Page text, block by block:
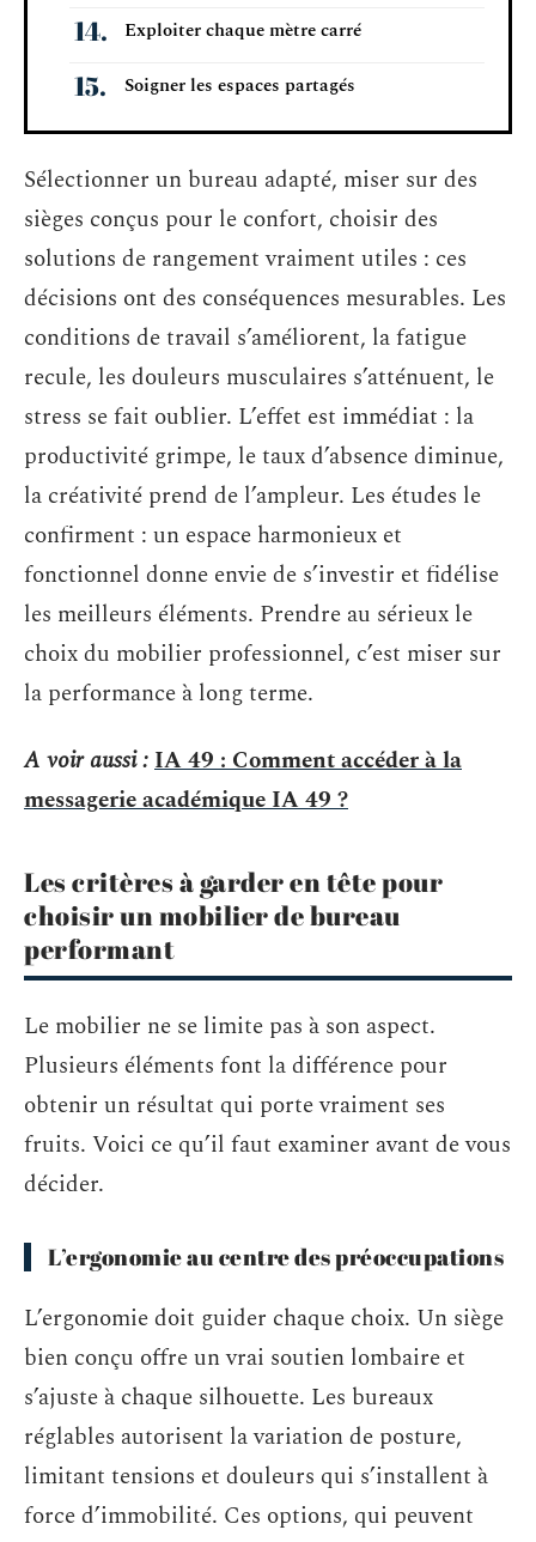
Exploiter chaque mètre carré
Soigner les espaces partagés
Sélectionner un bureau adapté, miser sur des
sièges conçus pour le confort, choisir des
solutions de rangement vraiment utiles : ces
décisions ont des conséquences mesurables. Les
conditions de travail s’améliorent, la fatigue
recule, les douleurs musculaires s’atténuent, le
stress se fait oublier. L’effet est immédiat : la
productivité grimpe, le taux d’absence diminue,
la créativité prend de l’ampleur. Les études le
confirment : un espace harmonieux et
fonctionnel donne envie de s’investir et fidélise
les meilleurs éléments. Prendre au sérieux le
choix du mobilier professionnel, c’est miser sur
la performance à long terme.
A voir aussi :IA 49 : Comment accéder à la
messagerie académique IA 49 ?
Les critères à garder en tête pour
choisir un mobilier de bureau
performant
Le mobilier ne se limite pas à son aspect.
Plusieurs éléments font la différence pour
obtenir un résultat qui porte vraiment ses
fruits. Voici ce qu’il faut examiner avant de vous
décider.
L’ergonomie au centre des préoccupations
L’ergonomie doit guider chaque choix. Un siège
bien conçu offre un vrai soutien lombaire et
s’ajuste à chaque silhouette. Les bureaux
réglables autorisent la variation de posture,
limitant tensions et douleurs qui s’installent à
force d’immobilité. Ces options, qui peuvent